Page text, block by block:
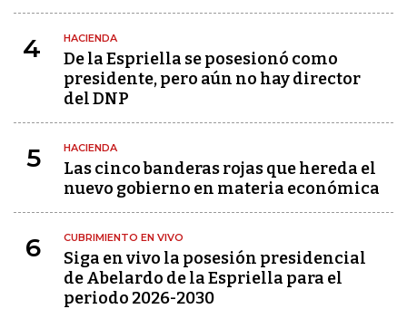
4 HACIENDA
De la Espriella se posesionó como
presidente, pero aún no hay director
del DNP
5 HACIENDA
Las cinco banderas rojas que hereda el
nuevo gobierno en materia económica
6 CUBRIMIENTO EN VIVO
Siga en vivo la posesión presidencial
de Abelardo de la Espriella para el
periodo 2026-2030